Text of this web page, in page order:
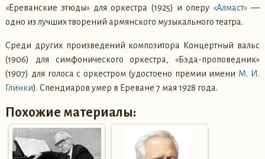
«Ереванские этюды» для оркестра (1925) и оперу «Алмаст»—
одно из лучших творений армянского музыкального театра.
Среди других произведений композитора Концертный вальс
(1906) для симфонического оркестра, «Бэда-проповедник»
(1907) для голоса с оркестром (удостоено премии имени М. И.
Глинки). Спендиаров умер в Ереване 7 мая 1928 года.
Похожие материалы: